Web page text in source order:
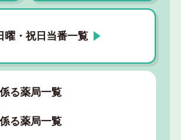
曜・祝日当番一覧
る薬局一覧
る薬局一覧